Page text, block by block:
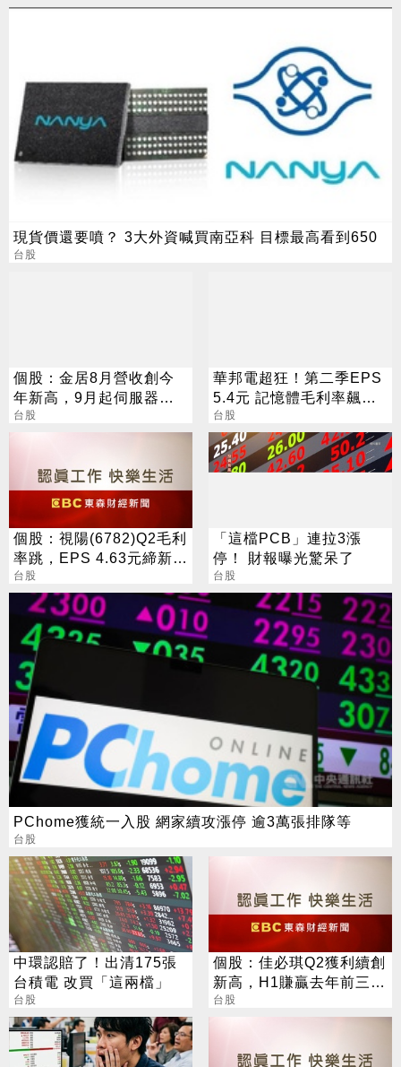
現貨價還要噴？ 3大外資喊買南亞科 目標最高看到650
台股
個股：金居8月營收創今
年新高，9月起伺服器效
益顯現，Q4雙率更可望大
台股
華邦電超狂！第二季EPS
5.4元 記憶體毛利率飆至
70.3%
台股
個股：視陽(6782)Q2毛利
率跳，EPS 4.63元締新
猷，本季營運續看旺
台股
「這檔PCB」連拉3漲
停！ 財報曝光驚呆了
台股
PChome獲統一入股 網家續攻漲停 逾3萬張排隊等
台股
中環認賠了！出清175張
台積電 改買「這兩檔」
台股
個股：佳必琪Q2獲利續創
新高，H1賺贏去年前三
季，持續加碼取得崧騰股
台股